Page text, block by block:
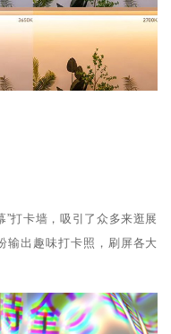
”打卡墙，吸引了众多来逛展
输出趣味打卡照，刷屏各大